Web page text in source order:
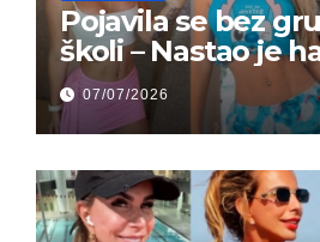
Pojavila se bez
školi – Nastao je
grupi je majke
07/07/2026